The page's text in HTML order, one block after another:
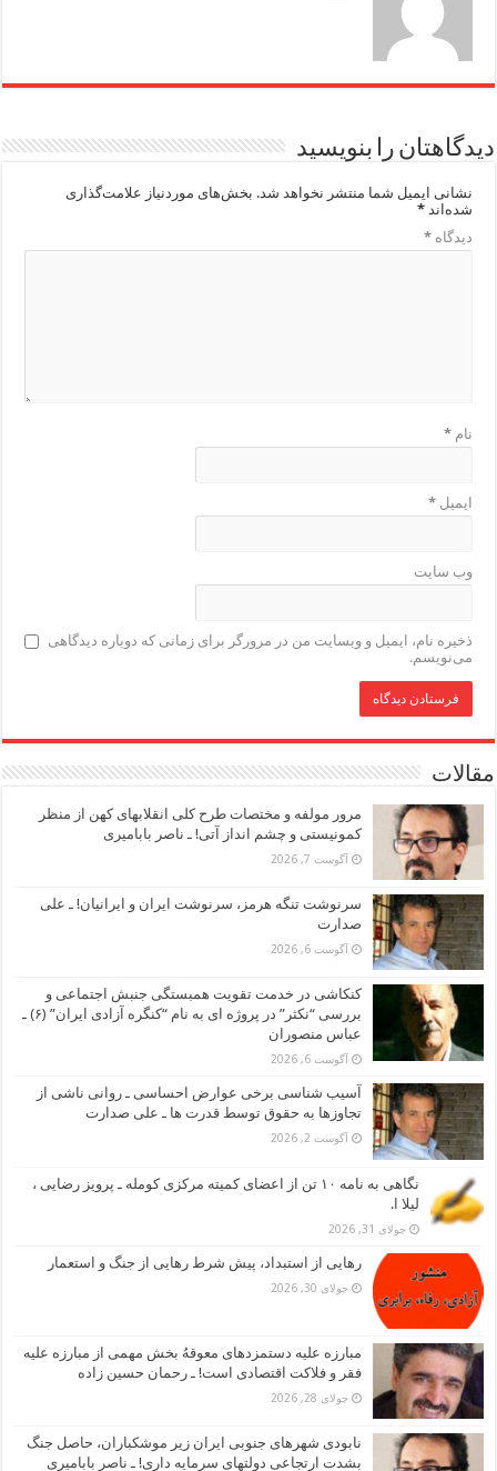
دیدگاهتان را بنویسید
نشانی ایمیل شما منتشر نخواهد شد. بخش‌های موردنیاز علامت‌گذاری
شده‌اند*
دیدگاه*
نام*
ایمیل*
وب‌ سایت
ذخیره نام، ایمیل و وبسایت من در مرورگر برای زمانی که دوباره دیدگاهی
می‌نویسم.
مقالات
مرور مولفه و مختصات طرح کلی انقلابهای کهن از منظر
کمونیستی و چشم انداز آتی! ـ ناصر بابامیری
آگوست 7, 2026
سرنوشت تنگه هرمز، سرنوشت ایران و ایرانیان! ـ علی
صدارت
آگوست 6, 2026
کنکاشی در خدمت تقویت همبستگی جنبش اجتماعی و
بررسی “نکثر” در پروژه ای به نام “کنگره آزادی ایران” (۶) ـ
عباس منصوران
آگوست 6, 2026
آسیب شناسی برخی عوارض احساسی ـ روانی ناشی از
تجاوزها به حقوق توسط قدرت ها ـ علی صدارت
آگوست 2, 2026
نگاهی به نامه ۱۰ تن از اعضای کمیته مرکزی کومله ـ پرویز رضایی ،
لیلا ا.
جولای 31, 2026
رهایی از استبداد، پیش شرط رهایی از جنگ و استعمار
جولای 30, 2026
مبارزه علیه دستمزدهای معوقهُ بخش مهمی از مبارزه علیه
فقر و فلاکت اقتصادی است! ـ رحمان حسین زاده
جولای 28, 2026
نابودی شهرهای جنوبی ایران زیر موشکباران، حاصل جنگ
بشدت ارتجاعی دولتهای سرمایه داری! ـ ناصر بابامیری